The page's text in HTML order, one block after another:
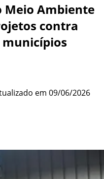
Meio Ambiente
contra
em 09/06/2026